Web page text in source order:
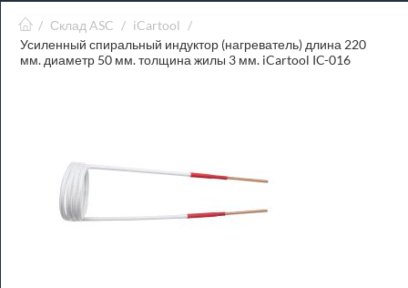
/ Склад ASC / iCartool /
Усиленный спиральный индуктор (нагреватель) длина 220
мм. диаметр 50 мм. толщина жилы 3 мм. iCartool IC-016